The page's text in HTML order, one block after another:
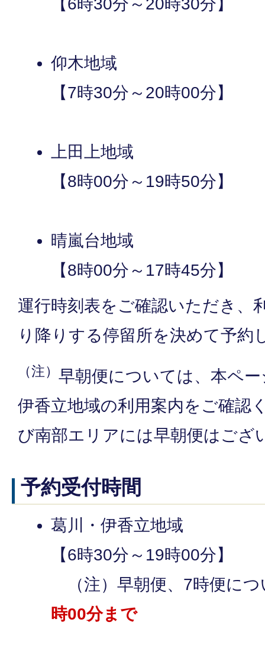
【6時30分～20時30分】
仰木地域
【7時30分～20時00分】
上田上地域
【8時00分～19時50分】
晴嵐台地域
【8時00分～17時45分】
運行時刻表をご確認いただき、
り降りする停留所を決めて予約
（注） 早朝便については、本ペ
伊香立地域の利用案内をご確認
び南部エリアには早朝便はござ
予約受付時間
葛川・伊香立地域
【6時30分～19時00分】
（注）早朝便、7時便につ
時00分まで